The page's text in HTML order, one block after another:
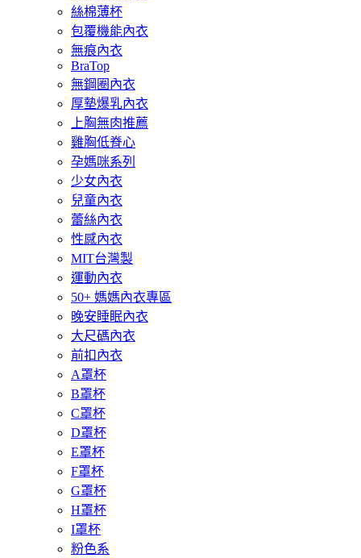
絲棉薄杯
包覆機能內衣
無痕內衣
BraTop
無鋼圈內衣
厚墊爆乳內衣
上胸無肉推薦
雞胸低脊心
孕媽咪系列
少女內衣
兒童內衣
蕾絲內衣
性感內衣
MIT台灣製
運動內衣
50+ 媽媽內衣專區
晚安睡眠內衣
大尺碼內衣
前扣內衣
A罩杯
B罩杯
C罩杯
D罩杯
E罩杯
F罩杯
G罩杯
H罩杯
I罩杯
粉色系